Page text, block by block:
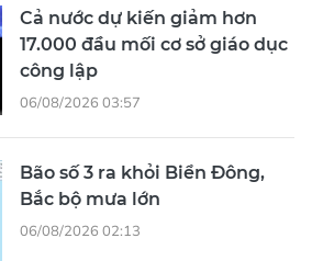
Cả nước dự kiến giảm hơn
17.000 đầu mối cơ sở giáo dục
công lập
06/08/2026 03:57
Bão số 3 ra khỏi Biển Đông,
Bắc bộ mưa lớn
06/08/2026 02:13